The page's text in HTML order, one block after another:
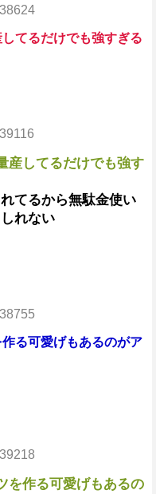
てるだけでも強すぎる
産してるだけでも強す
てるから無駄金使い
れない
る可愛げもあるのがア
を作る可愛げもあるの